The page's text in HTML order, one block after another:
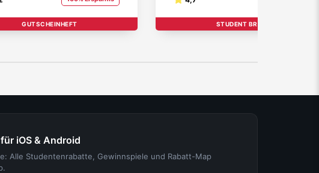
GUTSCHEINHEFT STUDENT BRAND
iOS & Android
Alle Studentenrabatte, Gewinnspiele und Rabatt-Map